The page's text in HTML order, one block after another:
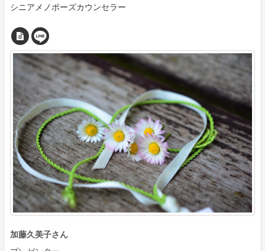
シニアメノポーズカウンセラー
加藤久美子さん